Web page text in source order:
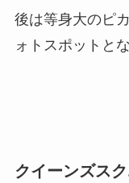
後は等身大のピ
ォトスポットと
クイーンズス